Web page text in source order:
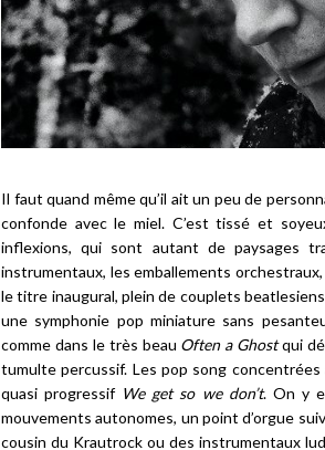
Il faut quand même qu’il ait un peu de
confonde avec le miel. C’est tissé et
inflexions, qui sont autant de paysages
instrumentaux, les emballements
le titre inaugural, plein de couplets
une symphonie pop miniature sans
comme dans le très beau Often a Ghostqui
tumulte percussif. Les pop song
quasi progressif We get so we don’t. On y
mouvements autonomes, un point d’orgue
cousin du Krautrock ou des instrumentaux